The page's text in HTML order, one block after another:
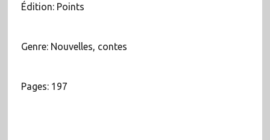
Édition: Points
Genre: Nouvelles, contes
Pages: 197